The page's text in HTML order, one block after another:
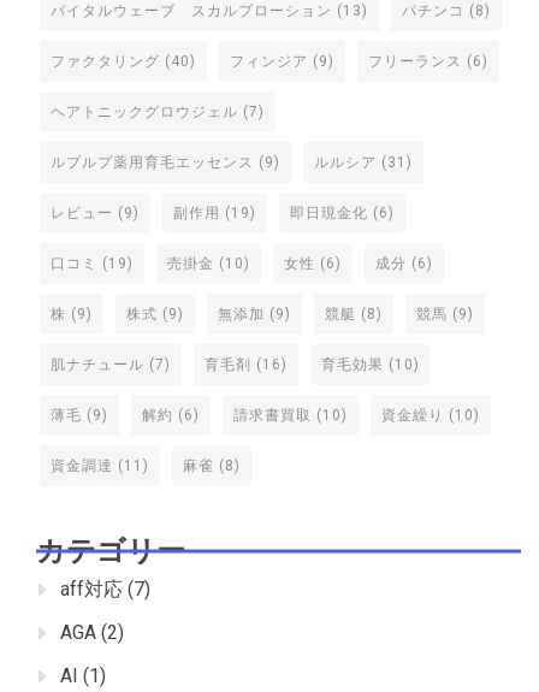
バイタルウェーブ スカルプローション (13) パチンコ (8)
ファクタリング (40) フィンジア (9) フリーランス (6)
ヘアトニックグロウジェル (7)
ルプルプ薬用育毛エッセンス (9) ルルシア (31)
レビュー (9) 副作用 (19) 即日現金化 (6)
口コミ (19) 売掛金 (10) 女性 (6) 成分 (6)
株 (9) 株式 (9) 無添加 (9) 競艇 (8) 競馬 (9)
肌ナチュール (7) 育毛剤 (16) 育毛効果 (10)
薄毛 (9) 解約 (6) 請求書買取 (10) 資金繰り (10)
資金調達 (11) 麻雀 (8)
カテゴリー
aff対応 (7)
AGA (2)
AI (1)